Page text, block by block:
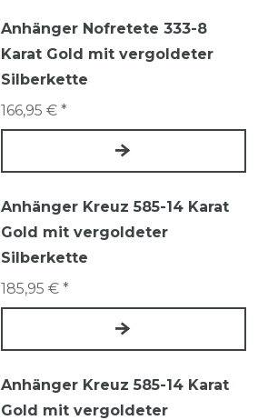
Anhänger Nofretete 333-8
Karat Gold mit vergoldeter
Silberkette
166,95 € *
Anhänger Kreuz 585-14 Karat
Gold mit vergoldeter
Silberkette
185,95 € *
Anhänger Kreuz 585-14 Karat
Gold mit vergoldeter